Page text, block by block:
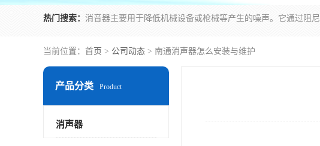
热门搜索：
当前位置： 首页 > 公司动态 > 南通消声器怎么安装与维护
产品分类 Product
消声器